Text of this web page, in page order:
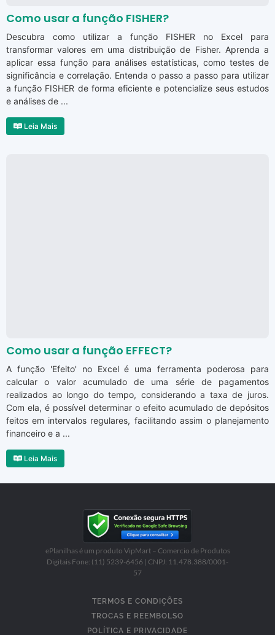
Como usar a função FISHER?
Descubra como utilizar a função FISHER no Excel para
transformar valores em uma distribuição de Fisher. Aprenda a
aplicar essa função para análises estatísticas, como testes de
significância e correlação. Entenda o passo a passo para utilizar
a função FISHER de forma eficiente e potencialize seus estudos
e análises de ...
Leia Mais
Como usar a função EFFECT?
A função 'Efeito' no Excel é uma ferramenta poderosa para
calcular o valor acumulado de uma série de pagamentos
realizados ao longo do tempo, considerando a taxa de juros.
Com ela, é possível determinar o efeito acumulado de depósitos
feitos em intervalos regulares, facilitando assim o planejamento
financeiro e a ...
Leia Mais
ePlanilhas é um produto VipMart – Comercio de Produtos
Digitais Fone: (11) 5239-6456 | CNPJ: 11.478.388/0001-
57
TERMOS E CONDIÇÕES
TROCAS E REEMBOLSO
POLÍTICA E PRIVACIDADE